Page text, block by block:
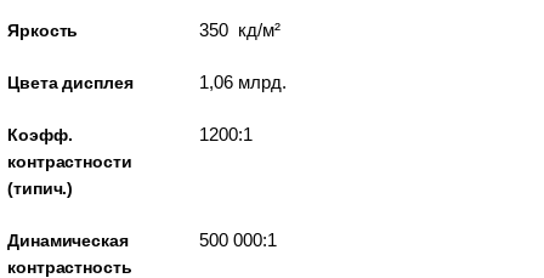
Яркость 350 кд/м²
Цвета дисплея 1,06 млрд.
Коэфф.
контрастности
(типич.)
1200:1
Динамическая
контрастность
500 000:1